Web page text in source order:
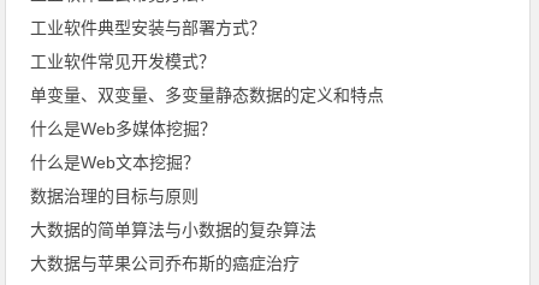
工业软件典型安装与部署方式？
工业软件常见开发模式？
单变量、双变量、多变量静态数据的定义和特点
什么是Web多媒体挖掘？
什么是Web文本挖掘？
数据治理的目标与原则
大数据的简单算法与小数据的复杂算法
大数据与苹果公司乔布斯的癌症治疗